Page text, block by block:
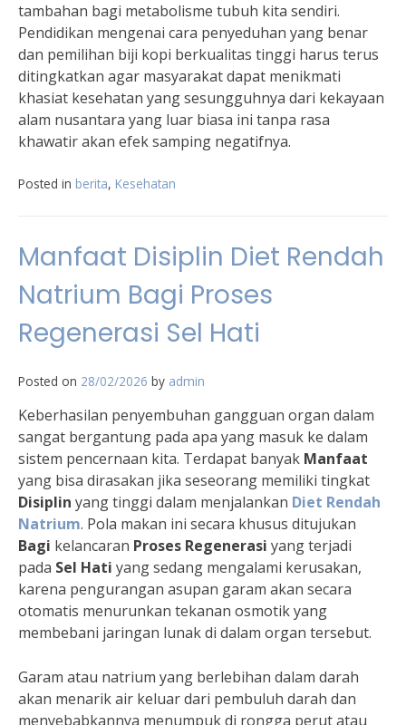
tambahan bagi metabolisme tubuh kita sendiri.
Pendidikan mengenai cara penyeduhan yang benar
dan pemilihan biji kopi berkualitas tinggi harus terus
ditingkatkan agar masyarakat dapat menikmati
khasiat kesehatan yang sesungguhnya dari kekayaan
alam nusantara yang luar biasa ini tanpa rasa
khawatir akan efek samping negatifnya.
Posted in berita, Kesehatan
Manfaat Disiplin Diet Rendah
Natrium Bagi Proses
Regenerasi Sel Hati
Posted on 28/02/2026 by admin
Keberhasilan penyembuhan gangguan organ dalam
sangat bergantung pada apa yang masuk ke dalam
sistem pencernaan kita. Terdapat banyak Manfaat
yang bisa dirasakan jika seseorang memiliki tingkat
Disiplin yang tinggi dalam menjalankan Diet Rendah
Natrium. Pola makan ini secara khusus ditujukan
Bagi kelancaran Proses Regenerasi yang terjadi
pada Sel Hati yang sedang mengalami kerusakan,
karena pengurangan asupan garam akan secara
otomatis menurunkan tekanan osmotik yang
membebani jaringan lunak di dalam organ tersebut.
Garam atau natrium yang berlebihan dalam darah
akan menarik air keluar dari pembuluh darah dan
menyebabkannya menumpuk di rongga perut atau